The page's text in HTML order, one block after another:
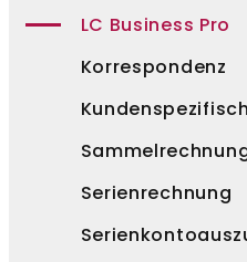
LC Business Pro
Korrespondenz
Serienrechnung